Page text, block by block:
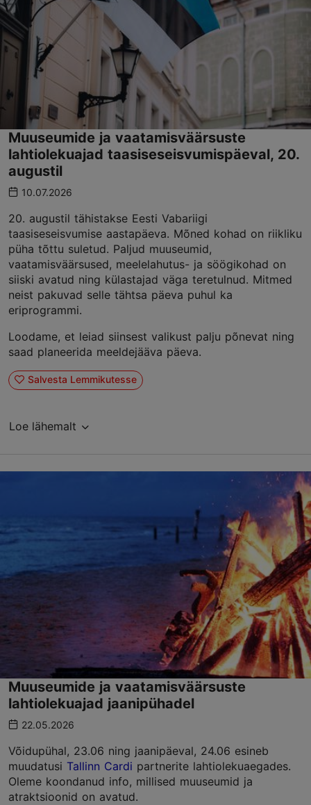
Muuseumide ja vaatamisväärsuste
lahtiolekuajad taasiseseisvumispäeval, 20.
augustil
10.07.2026
20. augustil tähistakse Eesti Vabariigi
taasiseseisvumise aastapäeva. Mõned kohad on riikliku
püha tõttu suletud. Paljud muuseumid,
vaatamisväärsused, meelelahutus- ja söögikohad on
siiski avatud ning külastajad väga teretulnud. Mitmed
neist pakuvad selle tähtsa päeva puhul ka
eriprogrammi.
Loodame, et leiad siinsest valikust palju põnevat ning
saad planeerida meeldejääva päeva.
Salvesta Lemmikutesse
Loe lähemalt
Muuseumide ja vaatamisväärsuste
lahtiolekuajad jaanipühadel
22.05.2026
Võidupühal, 23.06 ning jaanipäeval, 24.06 esineb
muudatusi Tallinn Cardi partnerite lahtiolekuaegades.
Oleme koondanud info, millised muuseumid ja
atraktsioonid on avatud.